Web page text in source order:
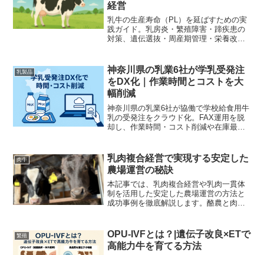
経営
乳牛の生産寿命（PL）を延ばすための実
践ガイド。乳房炎・繁殖障害・蹄疾患の
対策、遺伝選抜・周産期管理・栄養改善
善を目指します。
乳製品
神奈川県の乳業6社が学乳受発注
をDX化｜作業時間とコストを大
幅削減
神奈川県の乳業6社が協働で学校給食用牛
乳の受発注をクラウド化。FAX運用を脱
却し、作業時間・コスト削減や在庫最適
ます。
肉牛
乳肉複合経営で実現する安定した
農場運営の秘訣
本記事では、乳肉複合経営や乳肉一貫体
制を活用した安定した農場運営の方法と
成功事例を徹底解説します。酪農と肉牛
繁殖
OPU‑IVFとは？|遺伝子改良×ETで
高能力牛を育てる方法